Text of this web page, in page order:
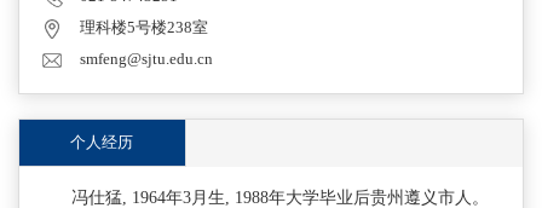
理科楼5号楼238室
smfeng@sjtu.edu.cn
个人经历
冯仕猛, 1964年3月生, 1988年大学毕业后贵州遵义市人。